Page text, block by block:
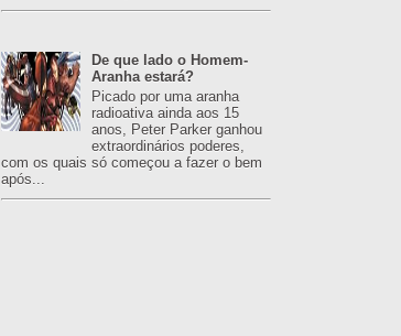
De que lado o Homem-
Aranha estará?
Picado por uma aranha
radioativa ainda aos 15
anos, Peter Parker ganhou
extraordinários poderes,
com os quais só começou a fazer o bem
após...